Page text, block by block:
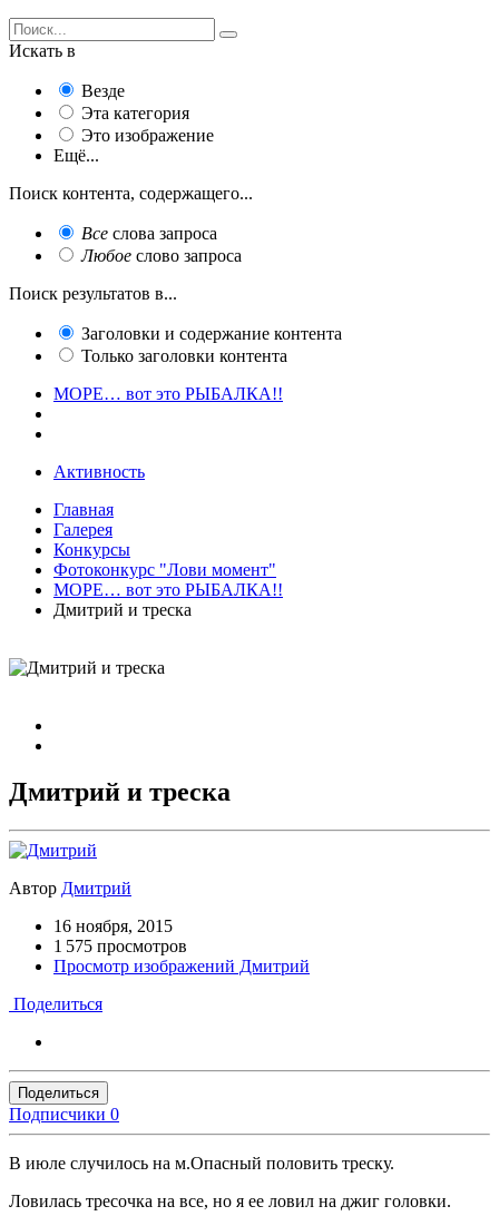
Искать в
Везде
Эта категория
Это изображение
Ещё...
Поиск контента, содержащего...
Все слова запроса
Любое слово запроса
Поиск результатов в...
Заголовки и содержание контента
Только заголовки контента
МОРЕ… вот это РЫБАЛКА!!
Активность
Главная
Галерея
Конкурсы
Фотоконкурс "Лови момент"
МОРЕ… вот это РЫБАЛКА!!
Дмитрий и треска
Дмитрий и треска
Автор Дмитрий
16 ноября, 2015
1 575 просмотров
Просмотр изображений Дмитрий
Поделиться
Поделиться
Подписчики 0
В июле случилось на м.Опасный половить треску.
Ловилась тресочка на все, но я ее ловил на джиг головки.